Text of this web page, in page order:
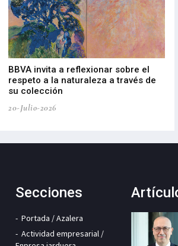
BBVA invita a reflexionar sobre el
respeto a la naturaleza a través de
su colección
20-Julio-2026
Secciones
Portada / Azalera
Actividad empresarial /